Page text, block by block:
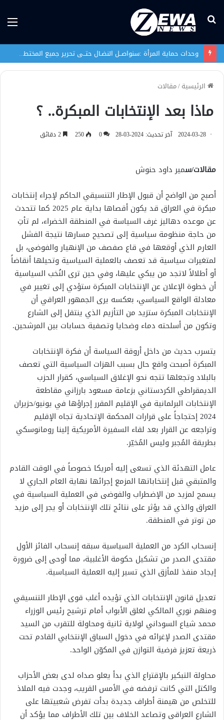
بحث
وحدات حماية المرأة :سنواصــل النضـال حتــى تحرير جميع المختطفات الإيزيديـــات
الرئيسية/مقالات
ماذا بعد الإنتخابات المبكرة.. ؟
2024-03-28 آخر تحديث: 2024-03-28 0
250
مقالات/سمير داود حنوش
أصبح من الواضح أن قبول الإطار التنسيقي الحاكم لإجراء إنتخابات
مبكرة في العراق قد يكون أقصاها بداية عام 2025 كما تتحدث
عن موعده دهاليز غرف السياسة في المنطقة الخضراء، لم تأتِ
من حاجة منظومة سياسية إلى تصحيح مسارها نتيجة الفشل
العارم الذي أوقعها في قاع صفصف من الإنهيار والفوضى، بل
لمتغيرات سياسية قد تعصف بالعملية السياسية وتحيلها أنقاضاً
أو أطلالاً لاتجد من يبكي عليها، وفي حين ترى النُخب السياسية
أن خطوة الإعلان عن الإنتخابات المبكرة ستؤدي إلى تغيير في
معادلة الواقع السياسي، بعكسه يرى الجمهور العراقي أن
الإنتخابات المبكرة ستزيد من التأزيم الذي ينتقل إلى الشارع
وتكون من أسلحته دماء وضحايا وتصفية حسابات بين المرشحين.
يتسرب حديث من داخل أروقة السياسة أن فكرة الإنتخابات
المبكرة أصبحت واقع حال بسبب الهزات السياسية التي تعصف
بالبلاد وتجعلها تتجه نحو الإغلاق السياسي، كقرار الحزب
الديمقراطي الكردستاني بزعامة مسعود بارزاني مقاطعة
الإنتخابات البرلمانية في الإقليم المقرر إجراؤها في يونيو/حزيران
2024 إحتجاجاً على قرارات المحكمة الإتحادية تجاه الإقليم
وتراجعه عن القرار بعد لقاء السفيرة الأمريكية إلينا رومانوسكي
بطريقة المُجبر وليس المُخيّر.
عامل التهدئة الذي تسعى إليه أمريكا خصوصاً في الوقت القادم
والمتبقي قبل إنتخاباتها المزمع إجرائها نهاية العام الجاري لا
يسمح لمزيد من الإضطراب والفوضى في العملية السياسية في
العراق والذي قد يؤثر على نتائج تلك الإنتخابات أو يجر إلى مزيد
من توتر في المنطقة.
إنسحاب الكرد من العملية السياسية سبقه إنسحاب الفائز الأول
مقتدى الصدر من تشكيل حكومة الأغلبية، مما أوحى إلى ضرورة
إيجاد منفذ للمأزق الذي تسير إليه العملية السياسية.
تعديل قانون الإنتخابات الذي تؤيده أغلب قوى الإطار التنسيقي
ومنهم نوري المالكي لغلق الأبواب أمام ترشيح رئيس الوزراء
محمد شياع السوداني لولاية ثانية ومحاولة للتقرب من السيد
مقتدى الصدر لإغرائه في دخول السباق الإنتخابي القادم تحت
ذريعة تعزيز فرضية التوازن في المكوّن الواحد.
محاولة التبكير بالإقتراع الذي بدأ يعلو صداه لدى بعض الأحزاب
والكتل التي كانت ترفضه في الأمس القريب، وجدت فيه الملاذ
للتخلص من هيمنة أطراف جديدة بدأت تفرض شعبيتها على
الشارع العراقي وتصاعد الخلاف بين تلك الأطراف مما يؤكد أن